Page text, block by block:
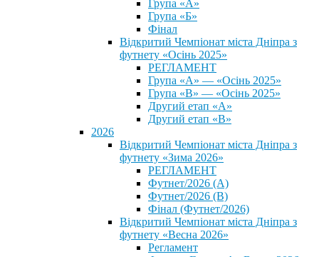
Група «А»
Група «Б»
Фінал
Відкритий Чемпіонат міста Дніпра з
футнету «Осінь 2025»
РЕГЛАМЕНТ
Група «А» — «Осінь 2025»
Група «В» — «Осінь 2025»
Другий етап «А»
Другий етап «В»
2026
Відкритий Чемпіонат міста Дніпра з
футнету «Зима 2026»
РЕГЛАМЕНТ
Футнет/2026 (А)
Футнет/2026 (В)
Фінал (Футнет/2026)
Відкритий Чемпіонат міста Дніпра з
футнету «Весна 2026»
Регламент